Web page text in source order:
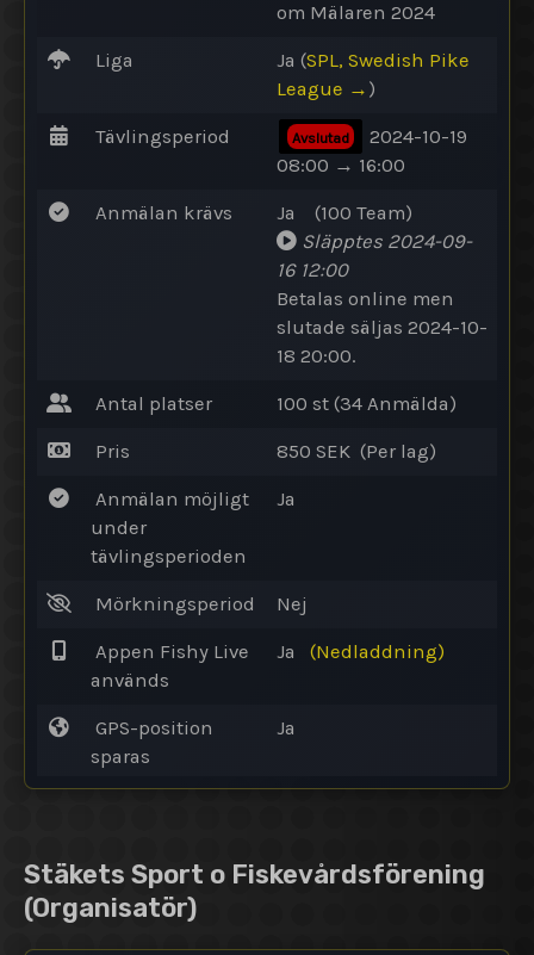
om Mälaren 2024
Liga Ja (SPL, Swedish Pike
League → )
Tävlingsperiod Avslutad
2024-10-19
08:00 → 16:00
Anmälan krävs Ja (100 Team)
Släpptes 2024-09-
16 12:00
Betalas online men
slutade säljas 2024-10-
18 20:00.
Antal platser 100 st (34 Anmälda)
Pris 850 SEK (Per lag)
Anmälan möjligt
under
tävlingsperioden
Ja
Mörkningsperiod Nej
Appen Fishy Live
används
Ja (Nedladdning)
GPS-position
sparas
Ja
Stäkets Sport o Fiskevårdsförening
(Organisatör)